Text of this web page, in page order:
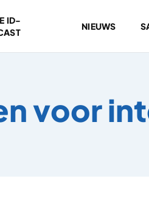
ID-
NIEUWS
voor